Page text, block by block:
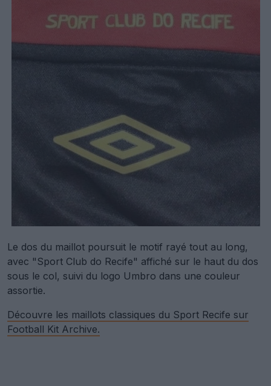
Le dos du maillot poursuit le motif rayé tout au long,
avec "Sport Club do Recife" affiché sur le haut du dos
sous le col, suivi du logo Umbro dans une couleur
assortie.
Découvre les maillots classiques du Sport Recife sur
Football Kit Archive.